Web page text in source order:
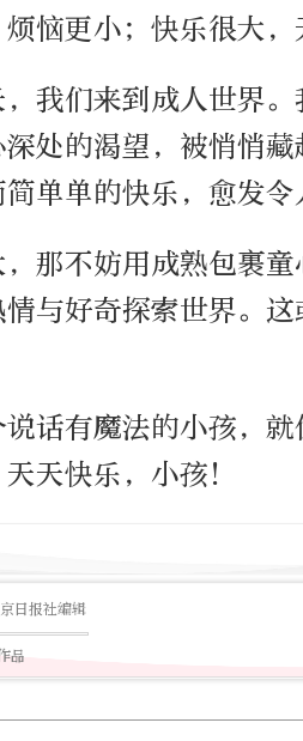
恼更小；快乐很大，
我们来到成人世界
处的渴望，被悄悄
单单的快乐，愈发令
那不妨用成熟包裹
与好奇探索世界。
话有魔法的小孩，
天快乐，小孩！
日报社编辑
品